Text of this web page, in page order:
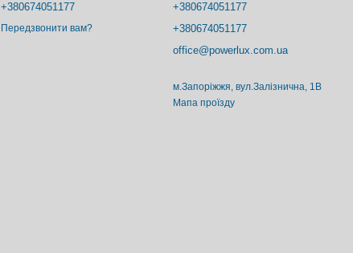
+380674051177
Передзвонити вам?
+380674051177
+380674051177
office@powerlux.com.ua
м.Запоріжжя, вул.Залізнична, 1В
Мапа проїзду